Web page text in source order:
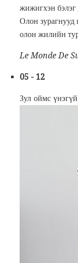
жижигхэн бэлэг
Олон зурагнууд
олон жилийн
Le Monde De
05 - 12
Зул оймс